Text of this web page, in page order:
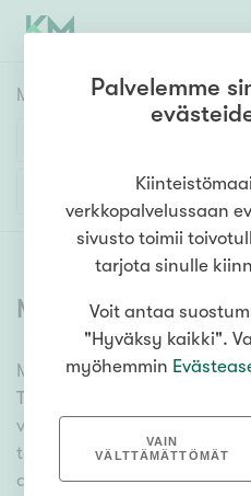
Myyntikohteet
1h 2h 3h
Asuntotyyppi
Kerros-/luhtitalo
Rivitalo/paritalo
Omakoti-/erillistalo
Maa- tai metsätila
Lisää hakuehtoja
Myytävät asunnot (
Meiltä löydät myytävät
Tuhansien kohteiden ja
verkostomme auttaa sinua
tärkeimmässä
asunnot. Hyödynnä myös
Palvelemme
verkkopalvelussaan
sivusto toimii
tarjota sinulle
Voit antaa
"Hyväksy kaikki".
myöhemmin
VAIN
VÄLTTÄMÄTTÖMÄT